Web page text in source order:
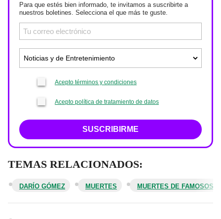
Para que estés bien informado, te invitamos a suscribirte a
nuestros boletines. Selecciona el que más te guste.
Acepto términos y condiciones
Acepto política de tratamiento de datos
SUSCRIBIRME
TEMAS RELACIONADOS:
DARÍO GÓMEZ MUERTES MUERTES DE FAMOSOS